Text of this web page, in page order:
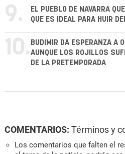
9.
EL PUEBLO DE NAVARRA
QUE ES IDEAL PARA HUIR
10. BUDIMIR DA ESPERANZA A
AUNQUE LOS ROJILLOS
DE LA PRETEMPORADA
COMENTARIOS: Términos y
Los comentarios que falten el